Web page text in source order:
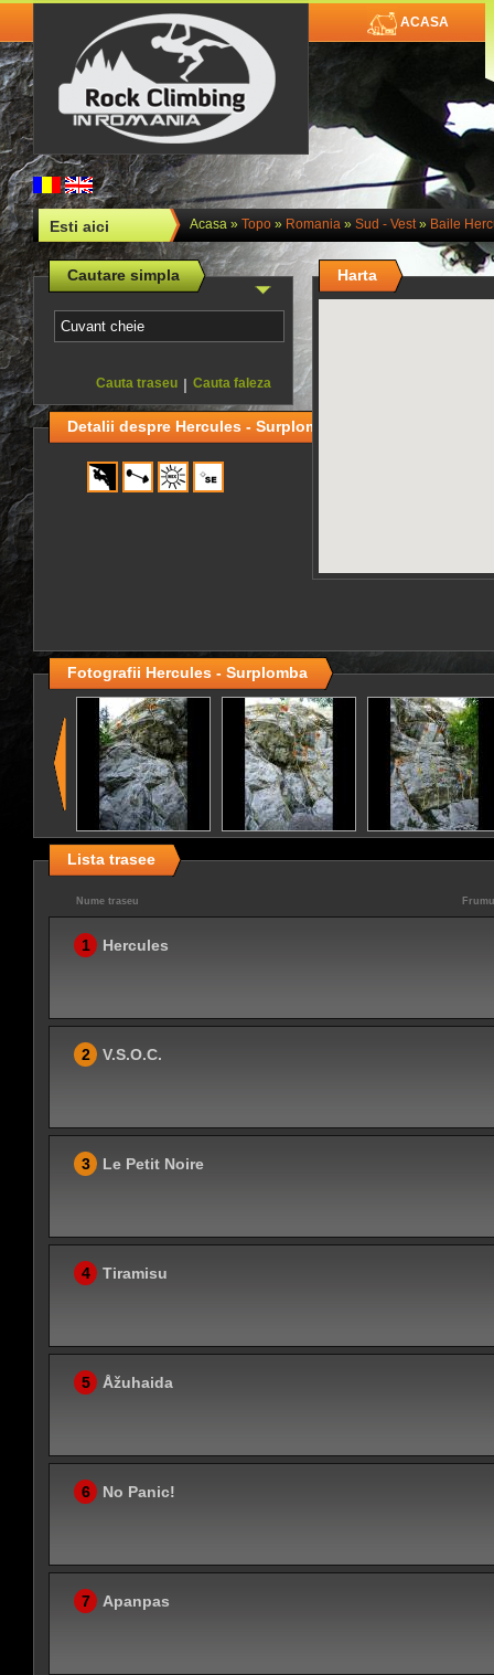
ACASA
Esti aici Acasa» Topo» Romania» Sud - Vest» Baile
Cautare simpla
Cauta faleza
|
Cauta traseu
Harta
Detalii despre Hercules - Surplomba
Fotografii Hercules - Surplomba
Lista trasee
Nume traseu
1 Hercules
2 V.S.O.C.
3 Le Petit Noire
4 Tiramisu
5 Åžuhaida
6 No Panic!
7 Apanpas